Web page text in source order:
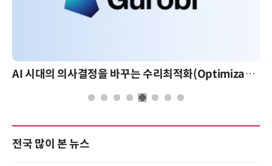
AI 시대의 의사결정을 바꾸는 수리최적화(Optimization): 실제 산업 적용 사례와 활용 전략
전국 많이 본 뉴스